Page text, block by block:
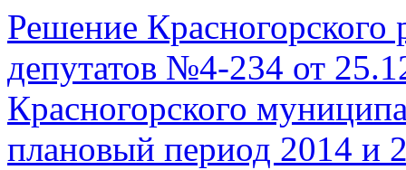
Решение Красногорского
депутатов №4-234 от
Красногорского
плановый период 2014 и